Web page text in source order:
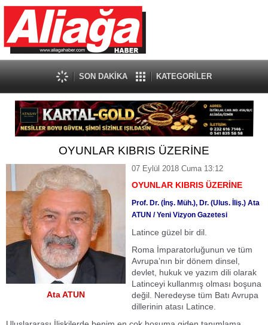
SON DAKİKA KATEGORİLER
OYUNLAR KIBRIS ÜZERİNE
Ata ATUN
07 Eylül 2018 Cuma 13:12
OYUNLAR KIBRIS ÜZERİNE
Prof. Dr. (İnş. Müh.), Dr. (Ulus. İliş.) Ata
ATUN / Yeni Vizyon Gazetesi
Latince güzel bir dil.
Roma İmparatorluğunun ve tüm
Avrupa’nın bir dönem dinsel,
devlet, hukuk ve yazım dili olarak
Latinceyi kullanmış olması boşuna
değil. Neredeyse tüm Batı Avrupa
dillerinin atası Latince.